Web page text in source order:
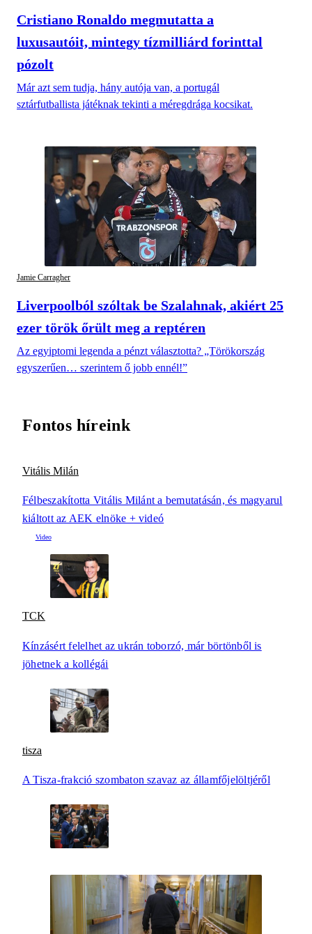
Cristiano Ronaldo megmutatta a
luxusautóit, mintegy tízmilliárd forinttal
pózolt
Már azt sem tudja, hány autója van, a portugál
sztárfutballista játéknak tekinti a méregdrága kocsikat.
Jamie Carragher
Liverpoolból szóltak be Szalahnak, akiért 25
ezer török őrült meg a reptéren
Az egyiptomi legenda a pénzt választotta? „Törökország
egyszerűen… szerintem ő jobb ennél!”
Fontos híreink
Vitális Milán
Félbeszakította Vitális Milánt a bemutatásán, és magyarul
kiáltott az AEK elnöke + videó
TCK
Kínzásért felelhet az ukrán toborzó, már börtönből is
jöhetnek a kollégái
tisza
A Tisza-frakció szombaton szavaz az államfőjelöltjéről